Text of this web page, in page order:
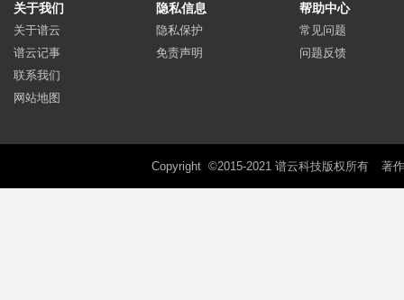
关于我们
关于谱云
谱云记事
联系我们
网站地图
隐私信息
隐私保护
免责声明
帮助中心
常见问题
问题反馈
Copyright ©2015-2021 谱云科技版权所有 著